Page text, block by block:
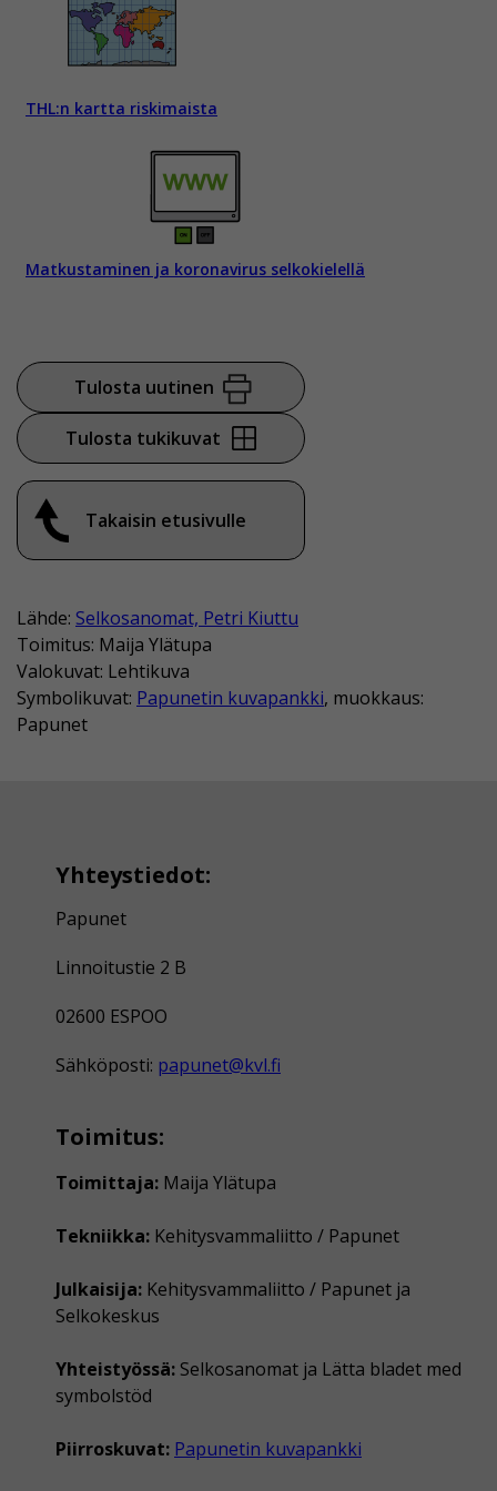
THL:n kartta riskimaista
Matkustaminen ja koronavirus selkokielellä
Tulosta uutinen
Tulosta tukikuvat
Takaisin etusivulle
Lähde: Selkosanomat, Petri Kiuttu
Toimitus: Maija Ylätupa
Valokuvat: Lehtikuva
Symbolikuvat: Papunetin kuvapankki, muokkaus:
Papunet
Yhteystiedot:
Papunet
Linnoitustie 2 B
02600 ESPOO
Sähköposti: papunet@kvl.fi
Toimitus:
Toimittaja: Maija Ylätupa
Tekniikka: Kehitysvammaliitto / Papunet
Julkaisija: Kehitysvammaliitto / Papunet ja
Selkokeskus
Yhteistyössä: Selkosanomat ja Lätta bladet med
symbolstöd
Piirroskuvat: Papunetin kuvapankki